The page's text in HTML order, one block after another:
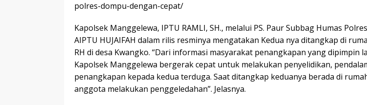
polres-dompu-dengan-cepat/
Kapolsek Manggelewa, IPTU RAMLI, SH., melalui PS. Paur Subbag Humas
AIPTU HUJAIFAH dalam rilis resminya mengatakan Kedua nya ditangkap di
RH di desa Kwangko. “Dari informasi masyarakat penangkapan yang dipimpin
Kapolsek Manggelewa bergerak cepat untuk melakukan penyelidikan,
penangkapan kepada kedua terduga. Saat ditangkap keduanya berada di
anggota melakukan penggeledahan”. Jelasnya.